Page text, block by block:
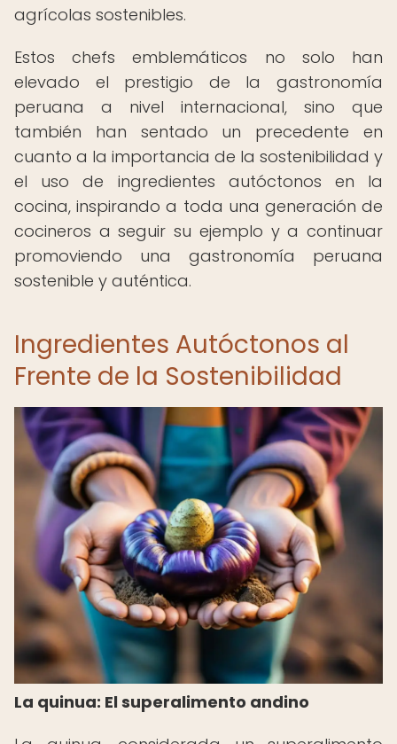
agrícolas sostenibles.
Estos chefs emblemáticos no solo han
elevado el prestigio de la gastronomía
peruana a nivel internacional, sino que
también han sentado un precedente en
cuanto a la importancia de la sostenibilidad y
el uso de ingredientes autóctonos en la
cocina, inspirando a toda una generación de
cocineros a seguir su ejemplo y a continuar
promoviendo una gastronomía peruana
sostenible y auténtica.
Ingredientes Autóctonos al
Frente de la Sostenibilidad
La quinua: El superalimento andino